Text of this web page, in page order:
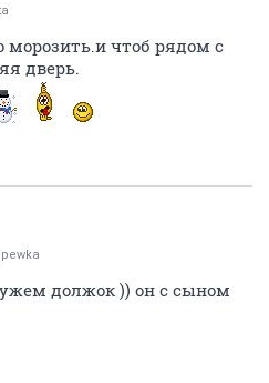
морозить.и чтоб рядом с
дверь.
должок )) он с сыном